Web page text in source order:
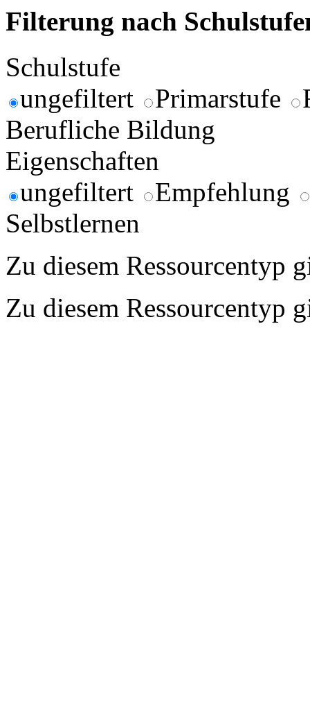
Filterung nach
Schulstufe
ungefiltert
Primarstufe
Berufliche Bildung
Eigenschaften
ungefiltert
Empfehlung
Selbstlernen
Zu diesem Ressourcentyp
Zu diesem Ressourcentyp